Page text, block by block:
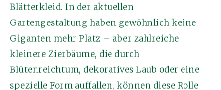
Blätterkleid. In der aktuellen
Gartengestaltung haben gewöhnlich keine
Giganten mehr Platz – aber zahlreiche
kleinere Zierbäume, die durch
Blütenreichtum, dekoratives Laub oder eine
spezielle Form auffallen, können diese Rolle